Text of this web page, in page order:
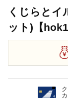
くじらとイ
ット)【